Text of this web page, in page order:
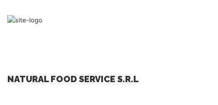
NATURAL FOOD SERVICE S.R.L